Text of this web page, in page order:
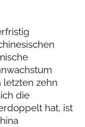
letzten zehn
die
hat, ist